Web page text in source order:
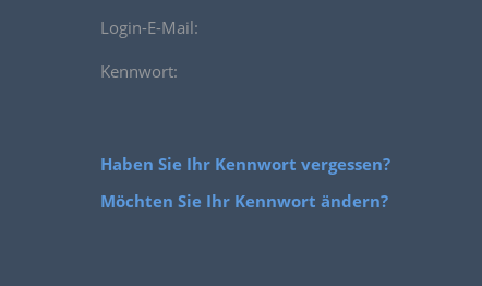
Login-E-Mail:
Kennwort:
Haben Sie Ihr Kennwort vergessen?
Möchten Sie Ihr Kennwort ändern?